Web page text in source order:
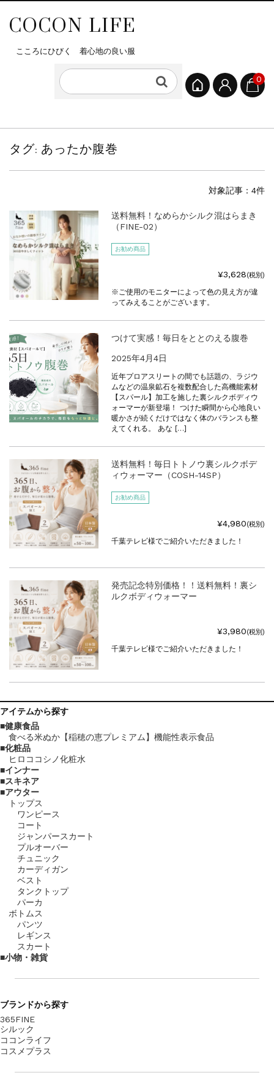
COCON LIFE
こころにひびく 着心地の良い服
0
タグ:あったか腹巻
対象記事：4件
送料無料！なめらかシルク混はらまき
（FINE-02）
お勧め商品
¥3,628(税別)
※ご使用のモニターによって色の見え方が違
ってみえることがございます。
つけて実感！毎日をととのえる腹巻
2025年4月4日
近年プロアスリートの間でも話題の、ラジウ
ムなどの温泉鉱石を複数配合した高機能素材
【スパール】加工を施した裏シルクボディウ
ォーマーが新登場！ つけた瞬間から心地良い
暖かさが続くだけではなく体のバランスも整
えてくれる。 あな […]
送料無料！毎日トトノウ裏シルクボデ
ィウォーマー（COSH-14SP）
お勧め商品
¥4,980(税別)
千葉テレビ様でご紹介いただきました！
発売記念特別価格！！送料無料！裏シ
ルクボディウォーマー
¥3,980(税別)
千葉テレビ様でご紹介いただきました！
アイテムから探す
健康食品
食べる米ぬか【稲穂の恵プレミアム】機能性表示食品
化粧品
ヒロココシノ化粧水
インナー
スキネア
アウター
トップス
ワンピース
コート
ジャンパースカート
プルオーバー
チュニック
カーディガン
ベスト
タンクトップ
パーカ
ボトムス
パンツ
レギンス
スカート
小物・雑貨
ブランドから探す
365FINE
シルック
ココンライフ
コスメプラス